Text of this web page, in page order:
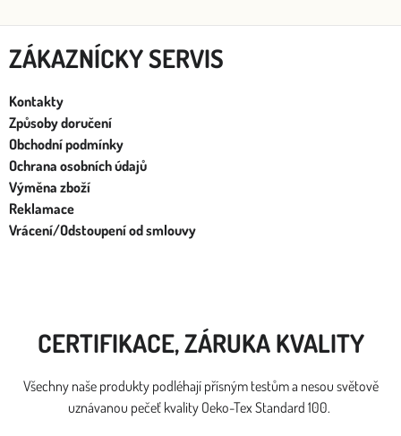
ZÁKAZNÍCKY SERVIS
Kontakty
Způsoby doručení
Obchodní podmínky
Ochrana osobních údajů
Výměna zboží
Reklamace
Vrácení/Odstoupení od smlouvy
CERTIFIKACE, ZÁRUKA KVALITY
Všechny naše produkty podléhají přísným testům a nesou světově
uznávanou pečeť kvality Oeko-Tex Standard 100.